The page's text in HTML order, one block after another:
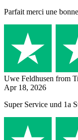
Parfait merci une
Uwe Feldhusen from
Apr 18, 2026
Super Service und 1a